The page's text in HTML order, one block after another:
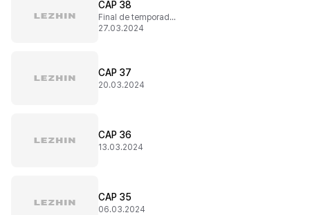
CAP 38
Final de temporada 1
27.03.2024
CAP 37
20.03.2024
CAP 36
13.03.2024
CAP 35
06.03.2024